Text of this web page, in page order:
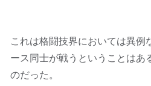
これは格闘技界においては異例
ース同士が戦うということはあ
のだった。